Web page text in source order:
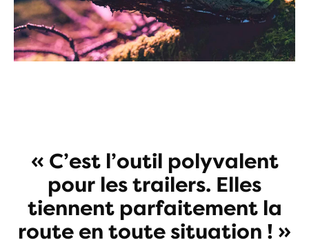
« C’est l’outil polyvalent
pour les trailers. Elles
tiennent parfaitement la
route en toute situation ! »